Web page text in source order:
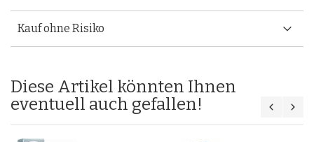
Kauf ohne Risiko
Diese Artikel könnten Ihnen
eventuell auch gefallen!